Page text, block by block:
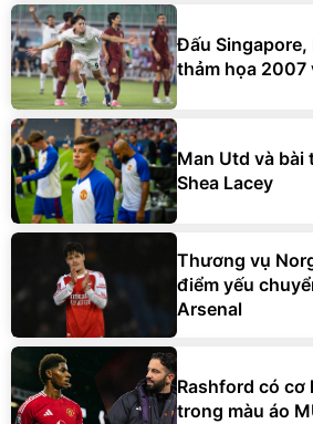
Đấu
thảm họa 2007
Man Utd và bài
Shea Lacey
Thương vụ
điểm yếu
Arsenal
Rashford có cơ
trong màu áo